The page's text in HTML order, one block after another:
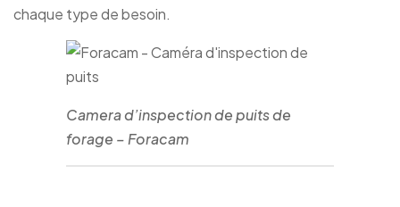
chaque type de besoin.
Camera d’inspection de puits de
forage – Foracam